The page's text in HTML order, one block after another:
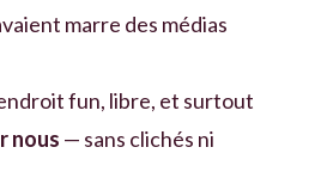
marre des médias
fun, libre, et surtout
nous — sans clichés ni